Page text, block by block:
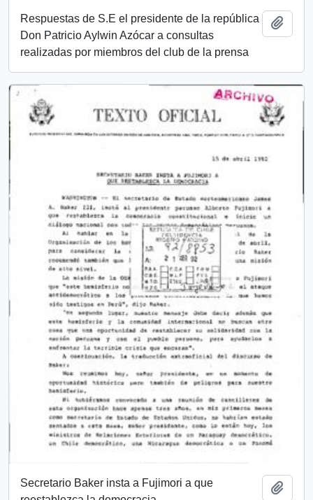
Respuestas de S.E el presidente de la república
Don Patricio Aylwin Azócar a consultas
realizadas por miembros del club de la prensa
Secretario Baker insta a Fujimori a que